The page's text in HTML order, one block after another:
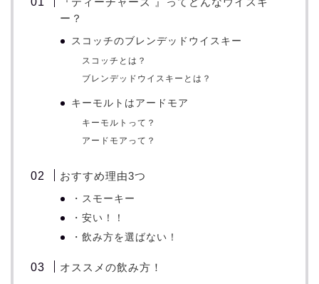
ー？
スコッチのブレンデッドウイスキー
スコッチとは？
ブレンデッドウイスキーとは？
キーモルトはアードモア
キーモルトって？
アードモアって？
おすすめ理由3つ
・スモーキー
・安い！！
・飲み方を選ばない！
オススメの飲み方！